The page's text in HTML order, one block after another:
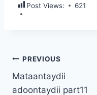
Post Views: 621
Post
navigation
PREVIOUS
Mataantaydii
adoontaydii part11